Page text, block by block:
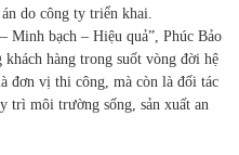
do công ty triển khai.
Minh bạch – Hiệu quả”, Phúc Bảo
khách hàng trong suốt vòng đời hệ
đơn vị thi công, mà còn là đối tác
trì môi trường sống, sản xuất an